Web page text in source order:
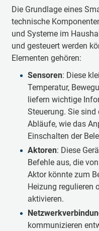
Funktionen wie
Gewerbliche
und gewerblichen
sparen und die
In all diesen Bereichen
Technologien nicht
oder hochmodernen
Technologie wird
mehr genutzt.
Die Grundlage eines
technische
und Systeme im
und gesteuert werden
Elementen gehören:
Sensoren: Diese
Temperatur,
liefern wichtige
Steuerung. Sie
Abläufe, wie das
Einschalten der
Aktoren: Diese
Befehle aus, die
Aktor könnte zum
Heizung regulieren
aktivieren.
kommunizieren